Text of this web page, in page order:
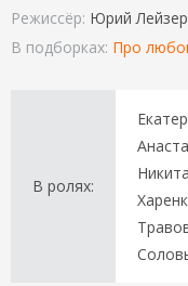
Режиссёр: Юрий
В подборках: Про
В ролях: